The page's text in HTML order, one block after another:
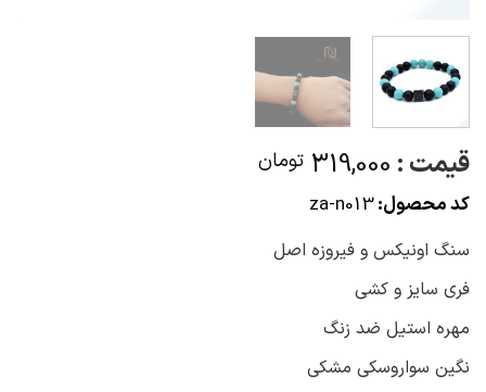
قیمت : 319,000 تومان
کد محصول:za-n013
سنگ اونیکس و فیروزه اصل
فری سایز و کشی
مهره استیل ضد زنگ
نگین سواروسکی مشکی